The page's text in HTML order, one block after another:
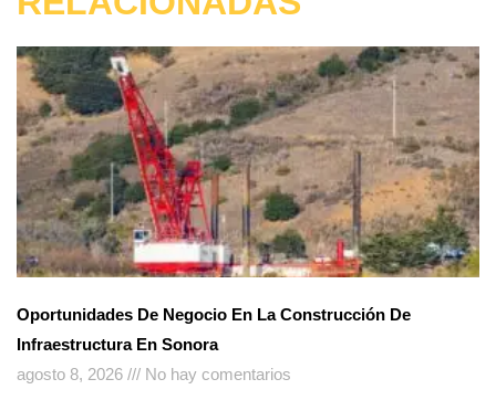
Oportunidades De Negocio En La Construcción De
Infraestructura En Sonora
agosto 8, 2026
No hay comentarios